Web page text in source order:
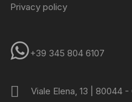
Privacy policy
+39 345 804 6107
Viale Elena, 13 | 80044